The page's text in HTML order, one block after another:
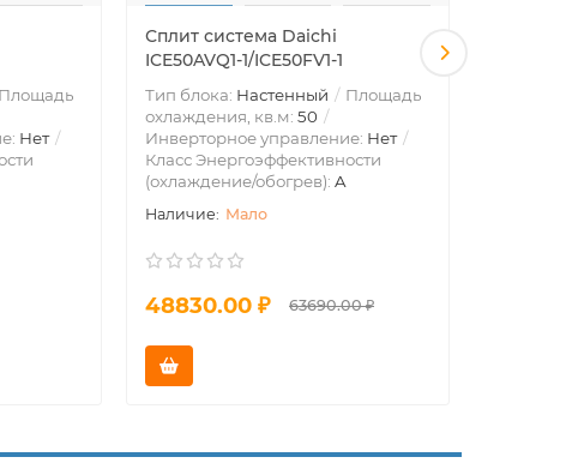
Площадь
Нет
Сплит система Daichi
ICE50AVQ1-1/ICE50FV1-1
Тип блока: Настенный
Площадь
охлаждения, кв.м: 50
Инверторное управление: Нет
Класс Энергоэффективности
(охлаждение/обогрев): A
Мало
48830.00 ₽ 63690.00 ₽